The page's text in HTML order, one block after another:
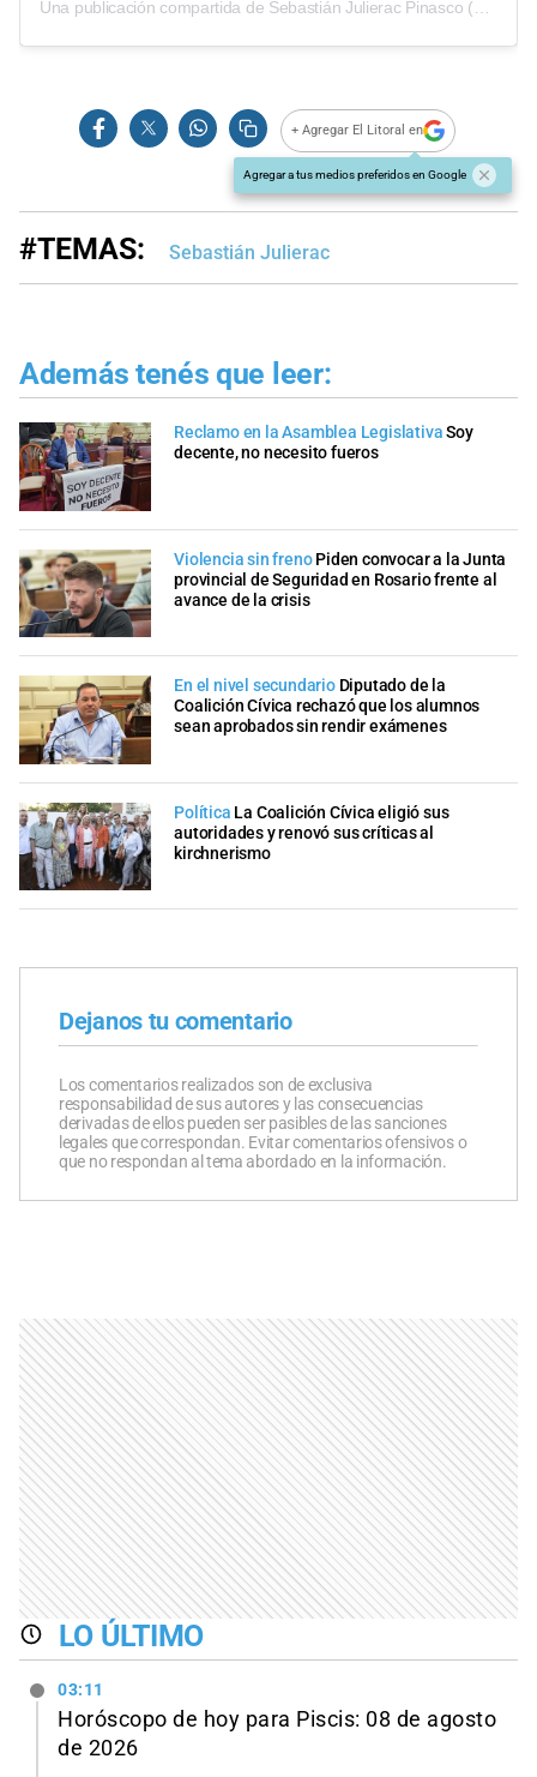
+ Agregar El Litoral en
Agregar a tus medios preferidos en Google
#TEMAS: Sebastián Julierac
Además tenés que leer:
Reclamo en la Asamblea LegislativaSoy
decente, no necesito fueros
Violencia sin freno Piden convocar a la Junta
provincial de Seguridad en Rosario frente al
avance de la crisis
En el nivel secundario Diputado de la
Coalición Cívica rechazó que los alumnos
sean aprobados sin rendir exámenes
Política La Coalición Cívica eligió sus
autoridades y renovó sus críticas al
kirchnerismo
Dejanos tu comentario
Los comentarios realizados son de exclusiva
responsabilidad de sus autores y las consecuencias
derivadas de ellos pueden ser pasibles de las sanciones
legales que correspondan. Evitar comentarios ofensivos o
que no respondan al tema abordado en la información.
LO ÚLTIMO
03:11
Horóscopo de hoy para Piscis: 08 de agosto
de 2026